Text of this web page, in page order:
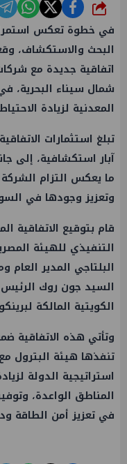
شارك
في خطوة تعكس
البحث والاستكشاف،
اتفاقية جديدة مع
شمال سيناء البحرية،
المعدنية لزيادة
آبار استكشافية، إلى
ما يعكس التزام
وتعزيز وجودها في
قام بتوقيع الاتفاقية
التنفيذي للهيئة
البلتاجي المدير
السيد جون روك الرئيس
الكويتية المالكة
وتأتي هذه الاتفاقية
تنفذها هيئة البترول
استراتيجية الدولة
المناطق الواعدة،
في تعزيز أمن الطاقة